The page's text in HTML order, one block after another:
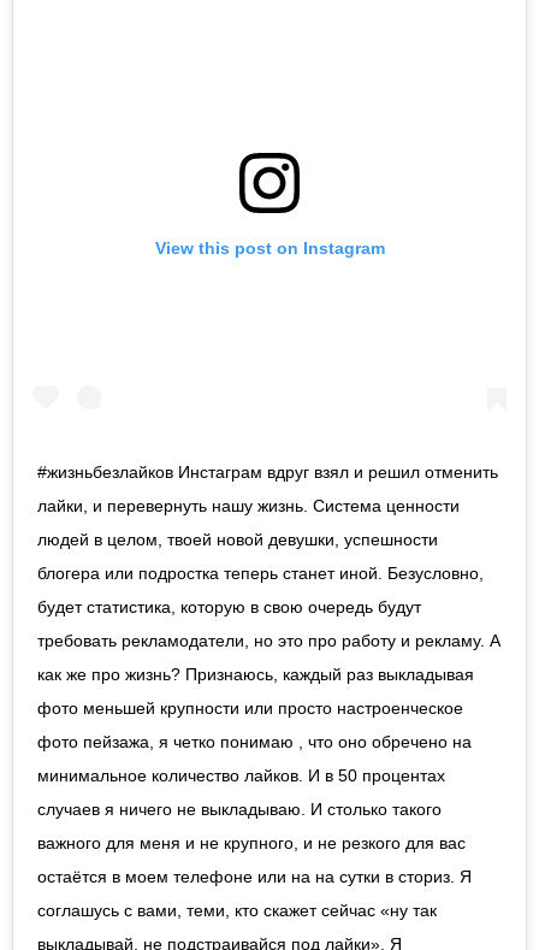
View this post on Instagram
#жизньбезлайков Инстаграм вдруг взял и решил отменить
лайки, и перевернуть нашу жизнь. Система ценности
людей в целом, твоей новой девушки, успешности
блогера или подростка теперь станет иной. Безусловно,
будет статистика, которую в свою очередь будут
требовать рекламодатели, но это про работу и рекламу. А
как же про жизнь? Признаюсь, каждый раз выкладывая
фото меньшей крупности или просто настроенческое
фото пейзажа, я четко понимаю , что оно обречено на
минимальное количество лайков. И в 50 процентах
случаев я ничего не выкладываю. И столько такого
важного для меня и не крупного, и не резкого для вас
остаётся в моем телефоне или на на сутки в сториз. Я
соглашусь с вами, теми, кто скажет сейчас «ну так
выкладывай, не подстраивайся под лайки». Я